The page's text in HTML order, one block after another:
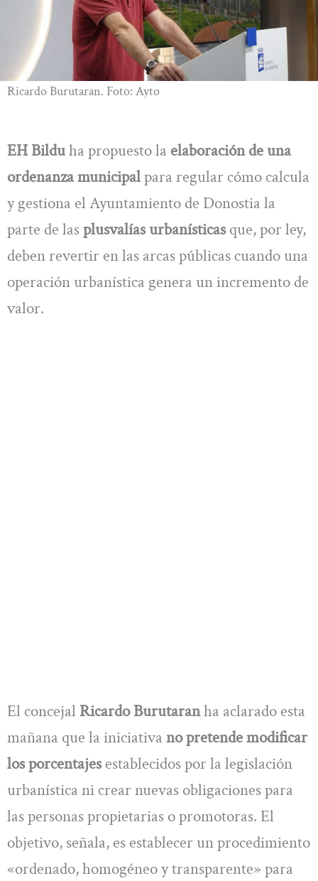
Ricardo Burutaran. Foto: Ayto
EH Bilduha propuesto la elaboración de una
ordenanza municipalpara regular cómo calcula
y gestiona el Ayuntamiento de Donostia la
parte de lasplusvalías urbanísticasque, por ley,
deben revertir en las arcas públicas cuando una
operación urbanística genera un incremento de
valor.
El concejal Ricardo Burutaranha aclarado esta
mañana que la iniciativa no pretende modificar
los porcentajesestablecidos por la legislación
urbanística ni crear nuevas obligaciones para
las personas propietarias o promotoras. El
objetivo, señala, es establecer un procedimiento
«ordenado, homogéneo y transparente» para